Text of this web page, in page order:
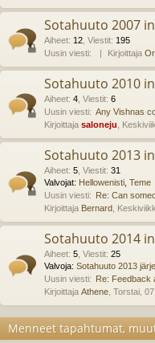
Sotahuuto 2007
Aiheet: 12 Viestit: 195
Uusin viesti:
Kirjoittaja
Sotahuuto 2010
Aiheet: 4 Viestit: 6
Uusin viesti: Any Vishnas
Kirjoittaja saloneju ,
Sotahuuto 2013
Aiheet: 5 Viestit: 31
Valvojat: Hellowenisti Teme
Uusin viesti: Re: Can
Kirjoittaja Bernard ,
Sotahuuto 2014
Aiheet: 5 Viestit: 25
Valvoja: Sotahuuto 2013
Uusin viesti: Re: Feedback
Kirjoittaja Athene , Torstai,
Menneet tapahtumat,